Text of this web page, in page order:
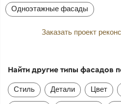
Одноэтажные фасады
Заказать проект
Найти другие типы фасадов
Стиль Детали Цвет